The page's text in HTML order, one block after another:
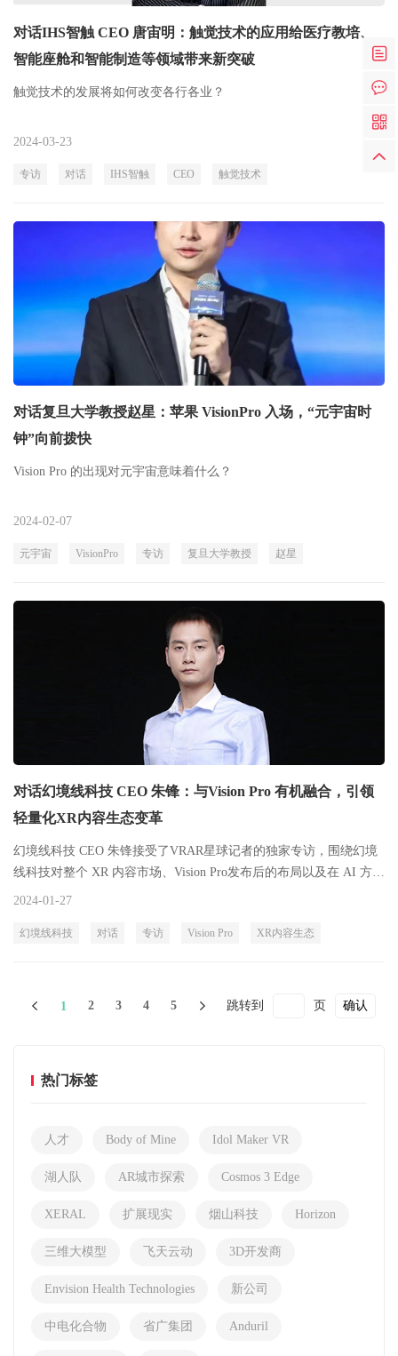
对话IHS智触 CEO 唐宙明：触觉技术的应用给医疗教培、
智能座舱和智能制造等领域带来新突破
触觉技术的发展将如何改变各行各业？
2024-03-23
专访 对话 IHS智触 CEO 触觉技术
对话复旦大学教授赵星：苹果 VisionPro 入场，“元宇宙时
钟”向前拨快
Vision Pro 的出现对元宇宙意味着什么？
2024-02-07
元宇宙 VisionPro 专访 复旦大学教授 赵星
对话幻境线科技 CEO 朱锋：与Vision Pro 有机融合，引领
轻量化XR内容生态变革
幻境线科技 CEO 朱锋接受了VRAR星球记者的独家专访，围绕幻境
线科技对整个 XR 内容市场、Vision Pro发布后的布局以及在 AI 方面
的探索等问题，进行了深度探讨。
2024-01-27
幻境线科技 对话 专访 Vision Pro XR内容生态
1 2 3 4 5 跳转到 页 确认
热门标签
人才 Body of Mine Idol Maker VR
湖人队 AR城市探索 Cosmos 3 Edge
XERAL 扩展现实 烟山科技 Horizon
三维大模型 飞天云动 3D开发商
Envision Health Technologies 新公司
中电化合物 省广集团 Anduril